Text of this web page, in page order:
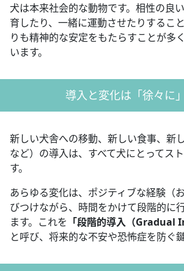
犬は本来社会的な動物です。相性の良
育したり、一緒に運動させたりするこ
りも精神的な安定をもたらすことが多
います。
導入と変化は「徐々に
新しい犬舎への移動、新しい食事、新
など）の導入は、すべて犬にとってス
す。
あらゆる変化は、ポジティブな経験（
びつけながら、時間をかけて段階的に
ます。これを 「段階的導入（Gradual
と呼び、将来的な不安や恐怖症を防ぐ